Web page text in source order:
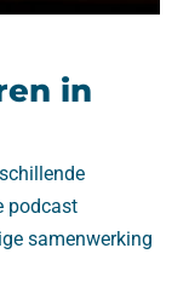
in
podcast
samenwerking